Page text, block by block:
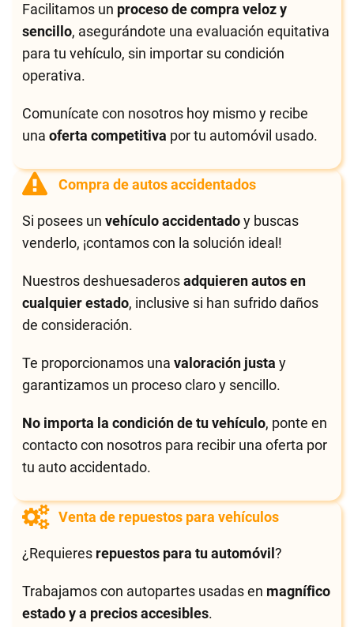
Facilitamos un proceso de compra veloz y
sencillo, asegurándote una evaluación equitativa
para tu vehículo, sin importar su condición
operativa.
Comunícate con nosotros hoy mismo y recibe
unaoferta competitiva por tu automóvil usado.
Compra de autos accidentados
Si posees unvehículo accidentadoy buscas
venderlo, ¡contamos con la solución ideal!
Nuestros deshuesaderosadquieren autos en
cualquier estado, inclusive si han sufrido daños
de consideración.
Te proporcionamos unavaloración justa y
garantizamos un proceso claro y sencillo.
No importa la condición de tu vehículo, ponte en
contacto con nosotros para recibir una oferta por
tu auto accidentado.
Venta de repuestos para vehículos
¿Requieres repuestos para tu automóvil?
Trabajamos con autopartes usadas en magnífico
estado y a precios accesibles.